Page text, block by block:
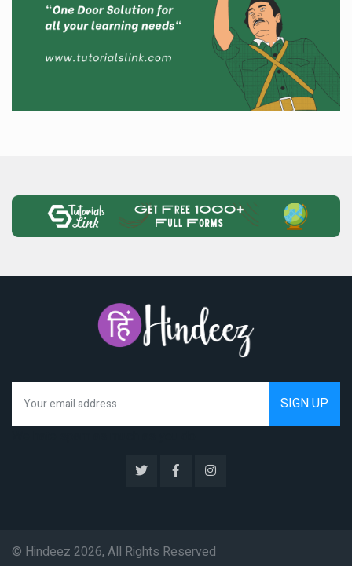
© Hindeez 2026, All Rights Reserved